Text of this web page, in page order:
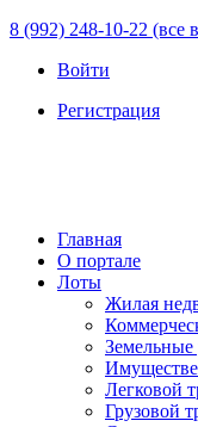
8 (992) 248-10-22 (все
Войти
Регистрация
Главная
О портале
Лоты
Жилая
Земельные
Легковой
Грузовой